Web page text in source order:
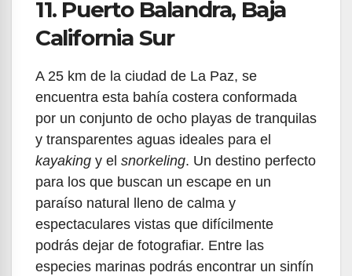
11. Puerto Balandra, Baja
California Sur
A 25 km de la ciudad de La Paz, se
encuentra esta bahía costera conformada
por un conjunto de ocho playas de tranquilas
y transparentes aguas ideales para el
kayaking y el snorkeling. Un destino perfecto
para los que buscan un escape en un
paraíso natural lleno de calma y
espectaculares vistas que difícilmente
podrás dejar de fotografiar. Entre las
especies marinas podrás encontrar un sinfín